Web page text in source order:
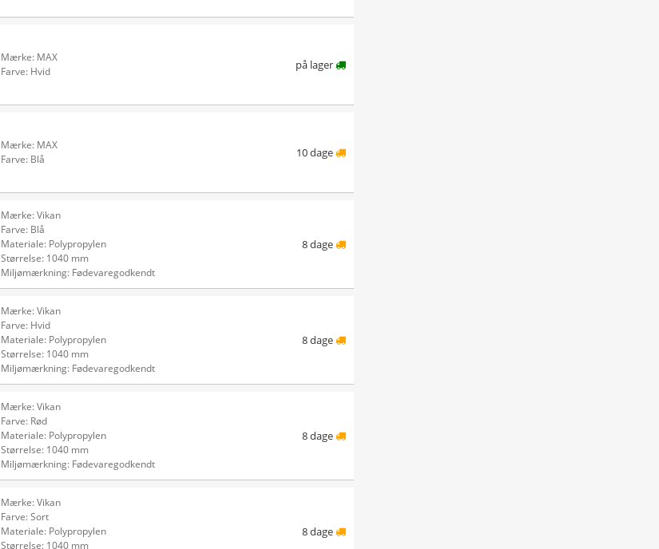
Mærke: MAX
Farve: Hvid
på lager
Mærke: MAX
Farve: Blå
10 dage
Mærke: Vikan
Farve: Blå
Materiale: Polypropylen
Størrelse: 1040 mm
Miljømærkning: Fødevaregodkendt
8 dage
Mærke: Vikan
Farve: Hvid
Materiale: Polypropylen
Størrelse: 1040 mm
Miljømærkning: Fødevaregodkendt
8 dage
Mærke: Vikan
Farve: Rød
Materiale: Polypropylen
Størrelse: 1040 mm
Miljømærkning: Fødevaregodkendt
8 dage
Mærke: Vikan
Farve: Sort
Materiale: Polypropylen
Størrelse: 1040 mm
8 dage